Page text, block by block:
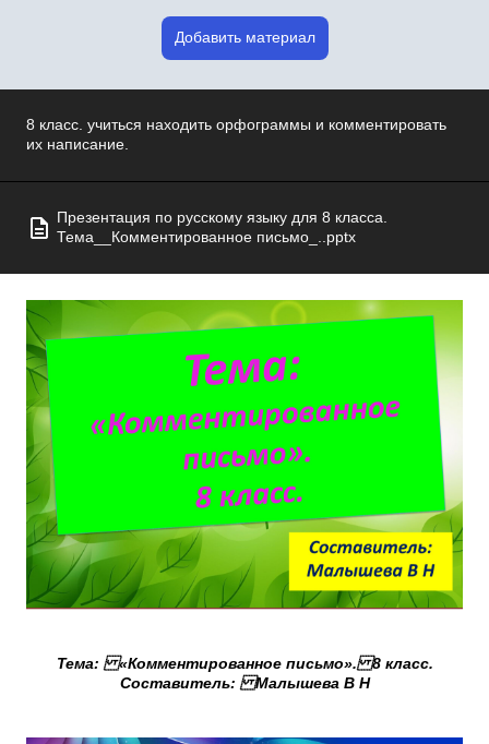
Добавить материал
8 класс. учиться находить орфограммы и комментировать
их написание.
Презентация по русскому языку для 8 класса.
Тема__Комментированное письмо_..pptx
Тема: «Комментированное письмо». 8 класс.
Составитель: Малышева В Н